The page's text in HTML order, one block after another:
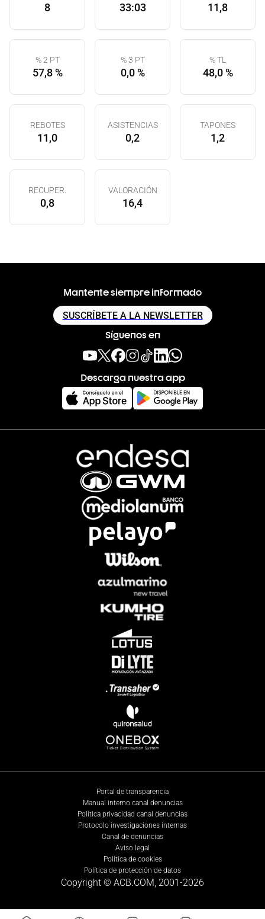
8 33:03 11,8
% 2 PT
57,8 %
% 3 PT
0,0 %
% TL
48,0 %
REBOTES
11,0
ASISTENCIAS
0,2
TAPONES
1,2
RECUPER.
0,8
VALORACIÓN
16,4
Mantente siempre informado
SUSCRÍBETE A LA NEWSLETTER
Síguenos en
Descarga nuestra app
Portal de transparencia
Manual interno canal denuncias
Política privacidad canal denuncias
Protocolo investigaciones internas
Canal de denuncias
Aviso legal
Política de cookies
Política de protección de datos
Copyright © ACB.COM, 2001-2026